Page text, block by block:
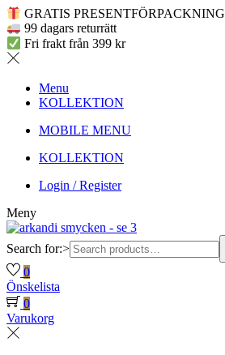
GRATIS PRESENTFÖRPACKNING
99 dagars returrätt
Fri frakt från 399 kr
Menu
KOLLEKTION
MOBILE MENU
KOLLEKTION
Login / Register
Meny
Search for:>
0
Önskelista
0
Varukorg